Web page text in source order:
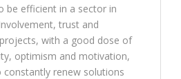
be efficient in a sector in
trust and
with a good dose of
optimism and motivation,
renew solutions